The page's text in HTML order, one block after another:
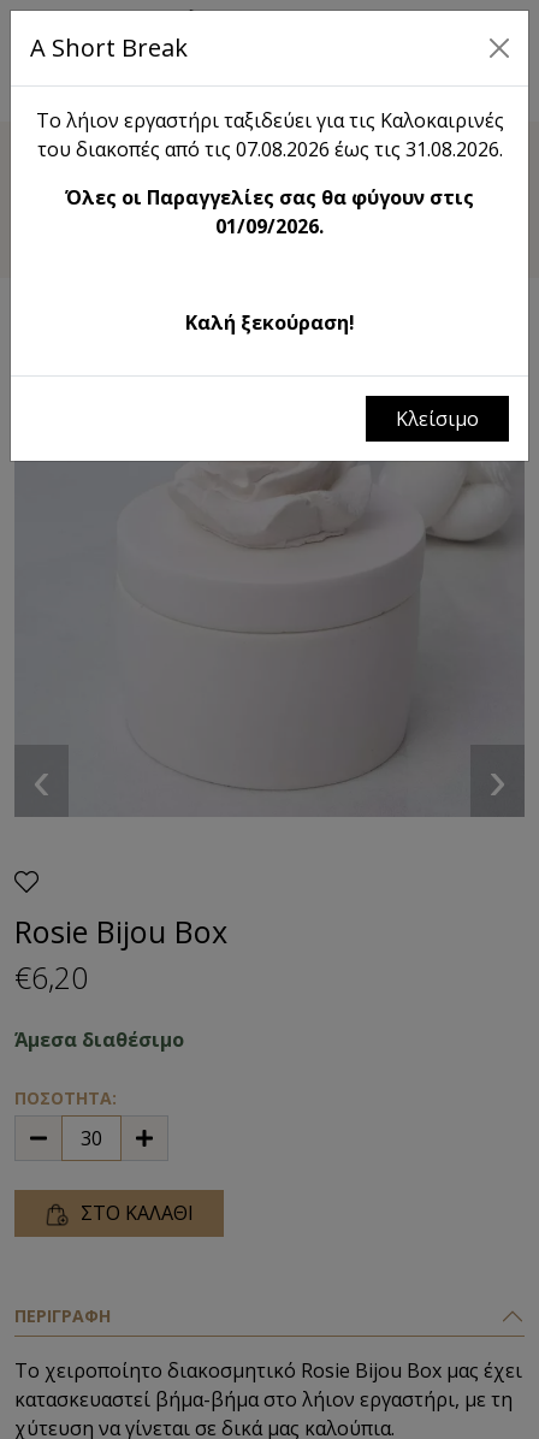
EN
Shop
Rosie Bijou Box
‹ ›
Rosie Bijou Box
€6,20
Άμεσα διαθέσιμο
ΠΟΣΟΤΗΤΑ:
ΣΤΟ ΚΑΛΑΘΙ
ΠΕΡΙΓΡΑΦΗ
Το χειροποίητο διακοσμητικό Rosie Bijou Box μας έχει
κατασκευαστεί βήμα-βήμα στο λήιον εργαστήρι, με τη
χύτευση να γίνεται σε δικά μας καλούπια.
A Short Break
Το λήιον εργαστήρι ταξιδεύει για τις Καλοκαιρινές
του διακοπές από τις 07.08.2026 έως τις 31.08.2026.
Όλες οι Παραγγελίες σας θα φύγουν στις
01/09/2026.
Καλή ξεκούραση!
Κλείσιμο